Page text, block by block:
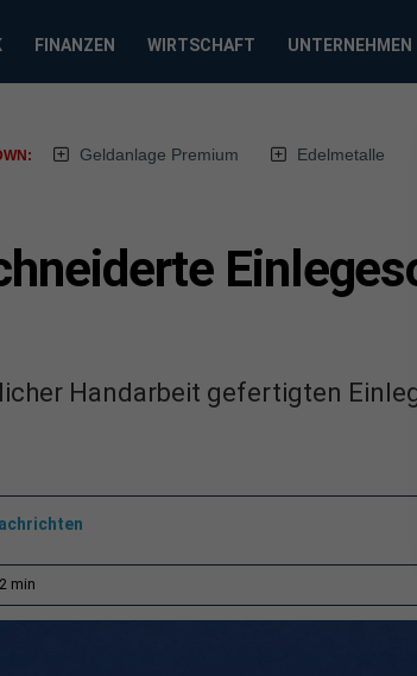
FINANZEN WIRTSCHAFT UNTERNEHMEN
Geldanlage Premium Edelmetalle
Handarbeit gefertigten
2 min